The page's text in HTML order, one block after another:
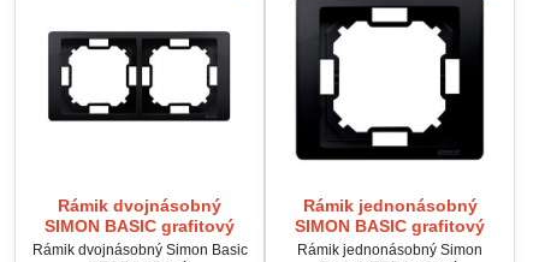
Rámik dvojnásobný
SIMON BASIC grafitový
Rámik dvojnásobný Simon Basic
Rámik jednonásobný
SIMON BASIC grafitový
Rámik jednonásobný Simon